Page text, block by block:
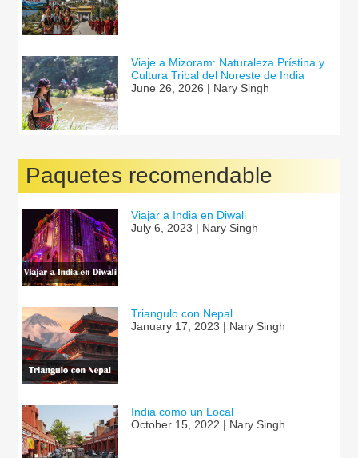
Viaje a Mizoram: Naturaleza Prístina y
Cultura Tribal del Noreste de India
June 26, 2026 | Nary Singh
Paquetes recomendable
Viajar a India en Diwali
July 6, 2023 | Nary Singh
Triangulo con Nepal
January 17, 2023 | Nary Singh
India como un Local
October 15, 2022 | Nary Singh